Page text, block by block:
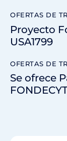
OFERTAS DE
Proyecto
USA1799
OFERTAS DE
Se ofrece